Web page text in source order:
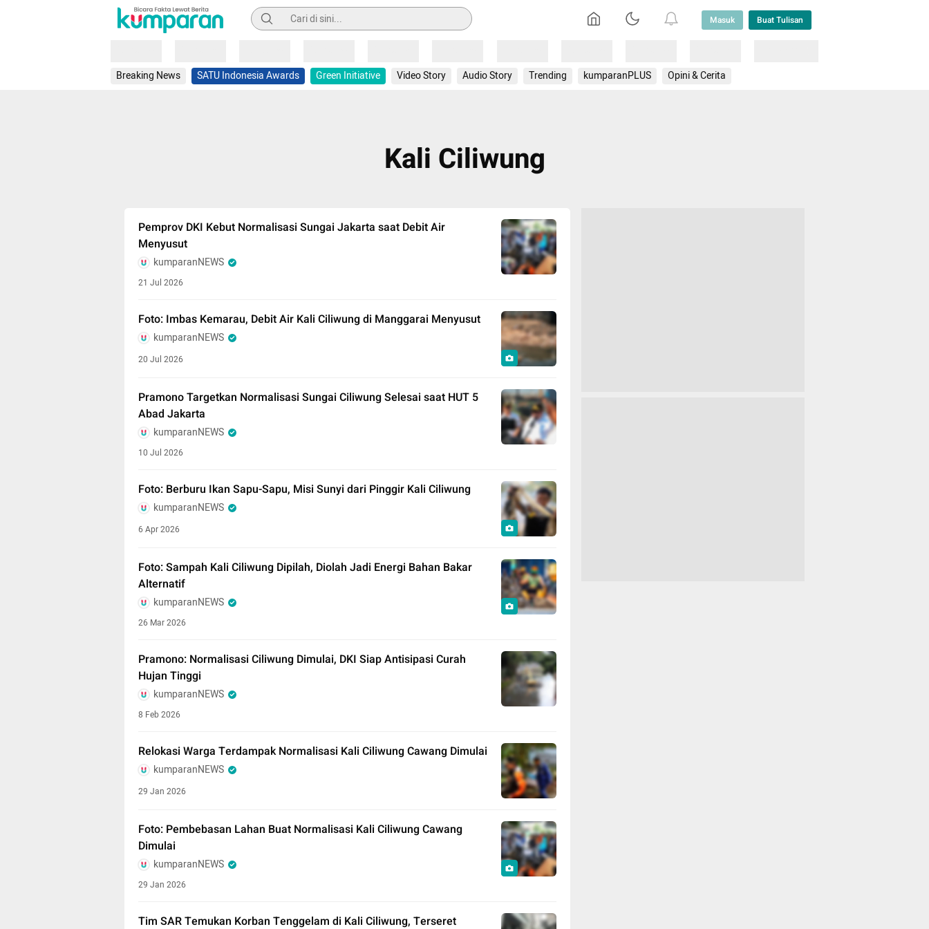
Pencarian Masuk Buat Tulisan
Breaking News SATU Indonesia Awards Green Initiative Video Story Audio Story Trending kumparanPLUS Opini & Cerita
Kali Ciliwung
Pemprov DKI Kebut Normalisasi Sungai Jakarta saat Debit Air
Menyusut
kumparanNEWS
21 Jul 2026
Foto: Imbas Kemarau, Debit Air Kali Ciliwung di Manggarai Menyusut
kumparanNEWS
20 Jul 2026
Pramono Targetkan Normalisasi Sungai Ciliwung Selesai saat HUT 5
Abad Jakarta
kumparanNEWS
10 Jul 2026
Foto: Berburu Ikan Sapu-Sapu, Misi Sunyi dari Pinggir Kali Ciliwung
kumparanNEWS
6 Apr 2026
Foto: Sampah Kali Ciliwung Dipilah, Diolah Jadi Energi Bahan Bakar
Alternatif
kumparanNEWS
26 Mar 2026
Pramono: Normalisasi Ciliwung Dimulai, DKI Siap Antisipasi Curah
Hujan Tinggi
kumparanNEWS
8 Feb 2026
Relokasi Warga Terdampak Normalisasi Kali Ciliwung Cawang Dimulai
kumparanNEWS
29 Jan 2026
Foto: Pembebasan Lahan Buat Normalisasi Kali Ciliwung Cawang
Dimulai
kumparanNEWS
29 Jan 2026
Tim SAR Temukan Korban Tenggelam di Kali Ciliwung, Terseret